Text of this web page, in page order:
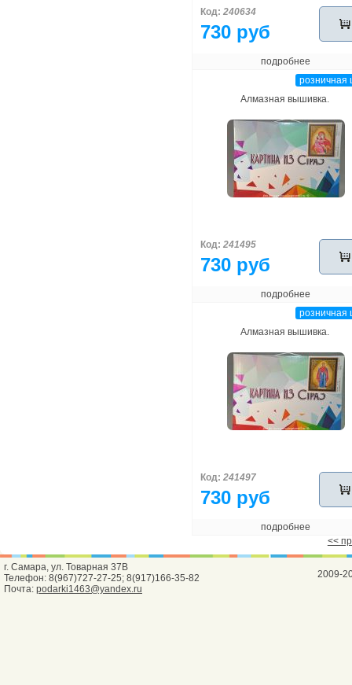
Код: 240634
730 руб
подробнее
розничная
Алмазная вышивка.
Код: 241495
730 руб
подробнее
розничная
Алмазная вышивка.
Код: 241497
730 руб
подробнее
<<
г. Самара, ул. Товарная 37В
Телефон: 8(967)727-27-25; 8(917)166-35-82
Почта: podarki1463@yandex.ru
2009-